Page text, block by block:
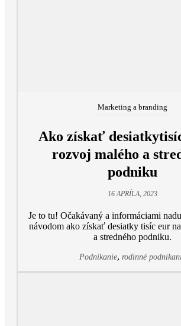
Marketing a branding
Ako získať
rozvoj malého a
podniku
16 APRÍLA, 2023
Je to tu! Očakávaný a informáciami
návodom ako získať desiatky tisíc eur
a stredného podniku.
Podnikanie, rodinné